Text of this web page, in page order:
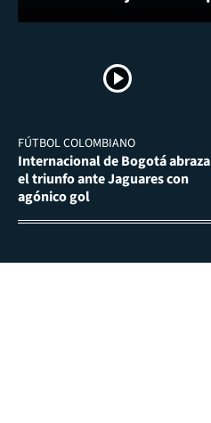
FÚTBOL COLOMBIANO
Internacional de Bogotá abraza
el triunfo ante Jaguares con
agónico gol